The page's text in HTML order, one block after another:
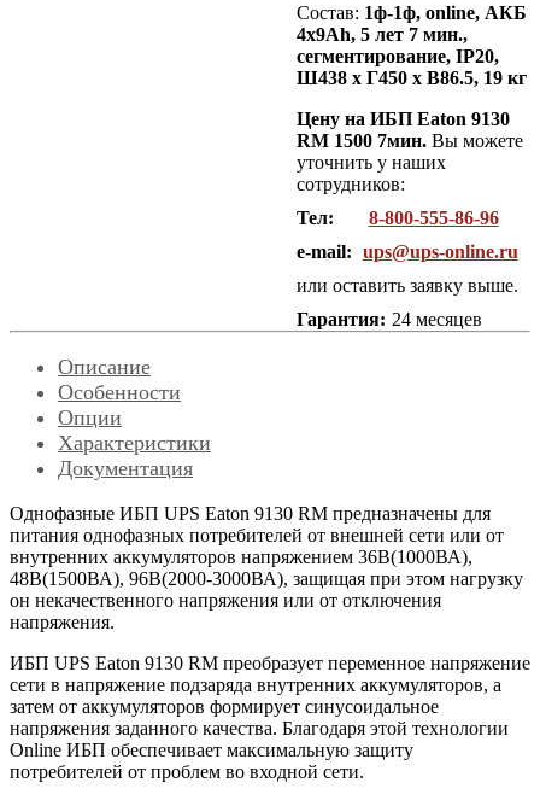
Состав: 1ф-1ф, online, АКБ
4х9Ah, 5 лет 7 мин.,
сегментирование, IP20,
Ш438 х Г450 х В86.5, 19 кг
Цену на ИБП Eaton 9130
RM 1500 7мин. Вы можете
уточнить у наших
сотрудников:
Тел:
8-800-555-86-96
e-mail: ups@ups-online.ru
или оставить заявку выше.
Гарантия: 24 месяцев
Описание
Особенности
Опции
Характеристики
Документация
Однофазные ИБП UPS Eaton 9130 RM предназначены для
питания однофазных потребителей от внешней сети или от
внутренних аккумуляторов напряжением 36В(1000ВА),
48В(1500ВА), 96В(2000-3000ВА), защищая при этом нагрузку
он некачественного напряжения или от отключения
напряжения.
ИБП UPS Eaton 9130 RM преобразует переменное напряжение
сети в напряжение подзаряда внутренних аккумуляторов, а
затем от аккумуляторов формирует синусоидальное
напряжения заданного качества. Благодаря этой технологии
Online ИБП обеспечивает максимальную защиту
потребителей от проблем во входной сети.